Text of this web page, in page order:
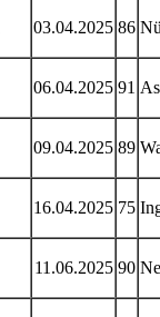
03.04.2025 86
06.04.2025 91
09.04.2025 89
16.04.2025 75
11.06.2025 90